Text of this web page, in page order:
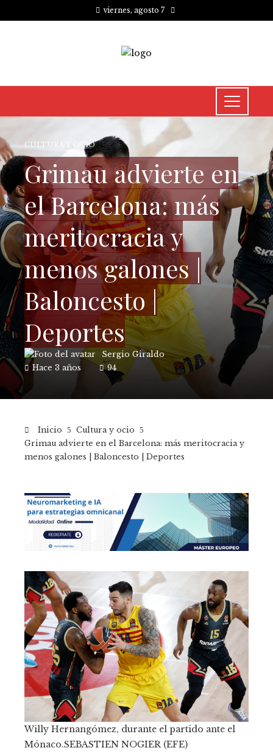
viernes, agosto 7
CULTURA Y OCIO
Grimau advierte en
el Barcelona: más
meritocracia y
menos galones |
Baloncesto |
Deportes
Sergio Giraldo
Hace 3 años
94
Inicio
Cultura y ocio
Grimau advierte en el Barcelona: más meritocracia y
menos galones | Baloncesto | Deportes
Willy Hernangómez, durante el partido ante el
Mónaco.SEBASTIEN NOGIER (EFE)